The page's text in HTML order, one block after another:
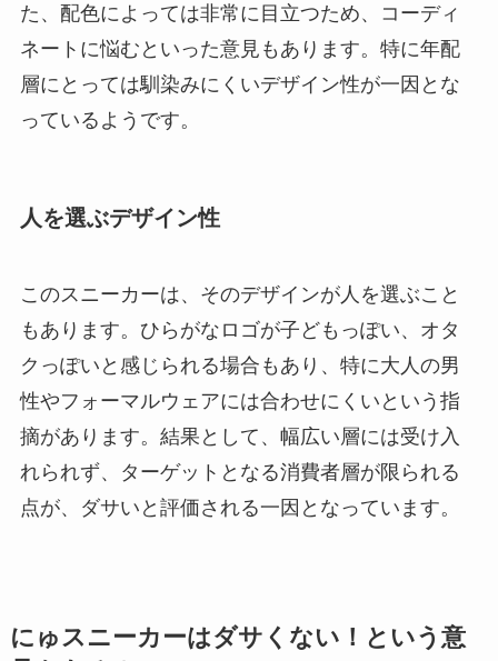
た、配色によっては非常に目立つため、コーディ
ネートに悩むといった意見もあります。特に年配
層にとっては馴染みにくいデザイン性が一因とな
っているようです。
人を選ぶデザイン性
このスニーカーは、そのデザインが人を選ぶこと
もあります。ひらがなロゴが子どもっぽい、オタ
クっぽいと感じられる場合もあり、特に大人の男
性やフォーマルウェアには合わせにくいという指
摘があります。結果として、幅広い層には受け入
れられず、ターゲットとなる消費者層が限られる
点が、ダサいと評価される一因となっています。
にゅスニーカーはダサくない！という意